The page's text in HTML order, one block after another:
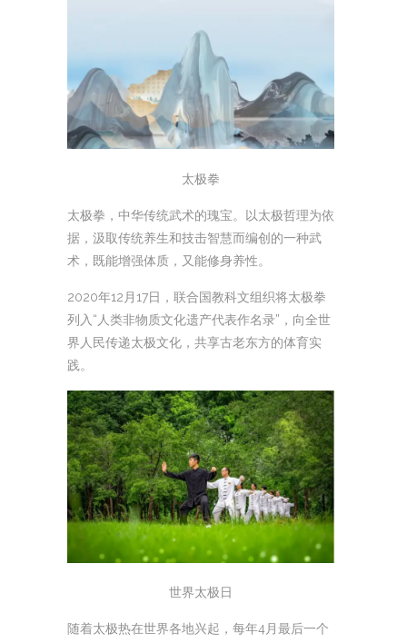
太极拳
太极拳，中华传统武术的瑰宝。以太极哲理为依
据，汲取传统养生和技击智慧而编创的一种武
术，既能增强体质，又能修身养性。
2020年12月17日，联合国教科文组织将太极拳
列入“人类非物质文化遗产代表作名录”，向全世
界人民传递太极文化，共享古老东方的体育实
践。
世界太极日
随着太极热在世界各地兴起，每年4月最后一个